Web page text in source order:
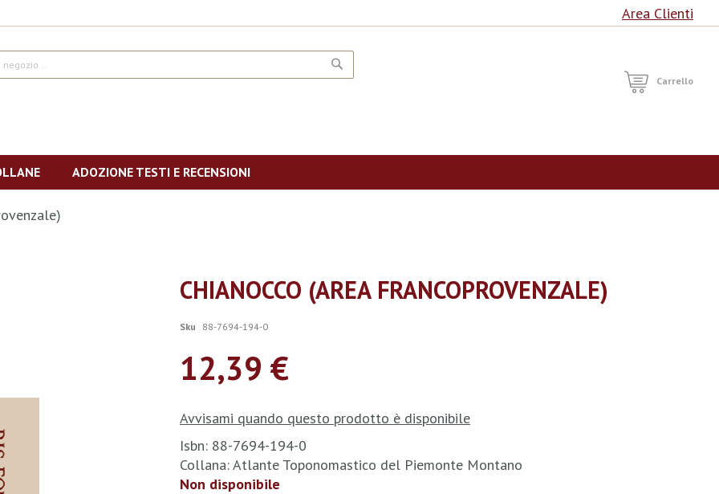
Area Clienti
Carrello
ADOZIONE TESTI E RECENSIONI
CHIANOCCO (AREA FRANCOPROVENZALE)
Sku 88-7694-194-0
12,39 €
Avvisami quando questo prodotto è disponibile
Isbn: 88-7694-194-0
Collana: Atlante Toponomastico del Piemonte Montano
Non disponibile